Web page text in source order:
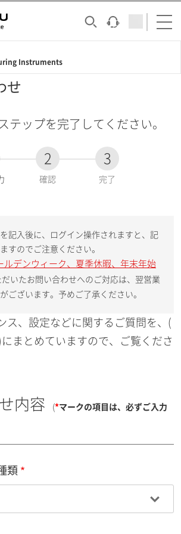
Instruments
せ
テップを完了してください。
2
確認
3
完了
記入後に、ログイン操作されますと、記
すのでご注意ください。
ルデンウィーク、夏季休暇、年末年始
だいたお問い合わせへのご対応は、翌営業
ございます。予めご了承ください。
ス、設定などに関するご質問を、(
にまとめていますので、ご覧くださ
内容 (*マークの項目は、必ずご入力
類